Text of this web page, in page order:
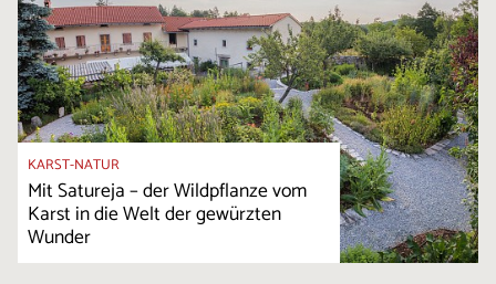
KARST-NATUR
Mit Satureja – der Wildpflanze vom
Karst in die Welt der gewürzten
Wunder